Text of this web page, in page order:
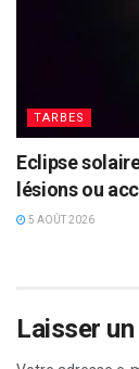
TARBES
Eclipse
lésions ou
5 AOÛT 2026
Laisser